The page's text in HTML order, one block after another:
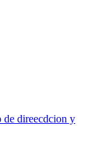
de direecdcion y